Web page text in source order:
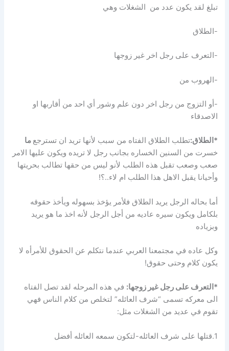
تبلغ لقد يكون عدد من الشغلات وهي
-الطلاق
-التعرف على رجل اخر غير زوجها
-الهروب من
-أو التزوج من رجل اخر دون علم وشور أي احد من أقاربها او
الاصدقاء
*الطلاق:تطلب الطلاق الفتاه من سبب لأنها تريد ان تسترجع ما
خسرت من السنين الخساره بجانب رجل لا تريده ويكون عليها الامر
صعب وصعب تقبل هذه الطلب لأنو ليس من حقها تطالب بحريتها
وأحيانا يقبل الاهل هذا الطلب ام لاء..؟!
أما بحاله الرجل يريد الطلاق فلأمر يؤخذ بسهوله ويأخذ حقوقه
بلكامل ويكون سيره عاديه من أجل الرجل لأنه اخذ ما هو يريد
وبزياده
وكل عاده في مجتمعنا العربي عندما نتكلم عن الحقوق للأمرأه لا
يكون كلام وحتى حقوق!
*التعرف على رجل غير زوجها: في هذه المرحله لقد تصل الفتاه
الى معركه تسمى “شرف العائله” لتخلص من كلام الناس فهي
تقوم في عديد من الشغلات مثل:
1.قتلها على شرف العائله-لتكون سمعه العائله أفضل